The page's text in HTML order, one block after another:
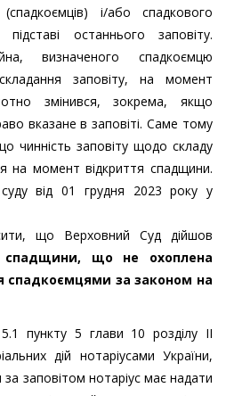
і/або спадкового
останнього заповіту.
визначеного спадкоємцю
заповіту, на момент
змінився, зокрема, якщо
вказане в заповіті. Саме тому
чинність заповіту щодо складу
на момент відкриття спадщини.
від 01 грудня 2023 року у
що Верховний Суд дійшов
спадщини, що не охоплена
спадкоємцями за законом на
5.1 пункту 5 глави 10 розділу II
дій нотаріусами України,
заповітом нотаріус має надати